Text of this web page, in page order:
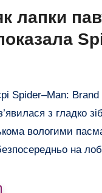
лапки
Spider–Man:
з гладко
вологими
на